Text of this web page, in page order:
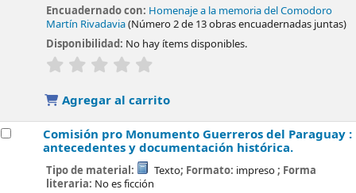
Encuadernado con: Homenaje a la memoria del Comodoro
Martín Rivadavia(Número 2 de 13 obras encuadernadas juntas)
Disponibilidad: No hay ítems disponibles.
valoración
Agregar al carrito
Comisión pro Monumento Guerreros del Paraguay :
antecedentes y documentación histórica.
Tipo de material: Texto; Formato: impreso; Forma
literaria: No es ficción